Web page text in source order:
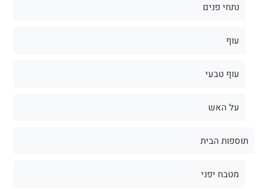
נתחי פנים
עוף
עוף טבעי
על האש
תוספות הבית
מטבח יפני